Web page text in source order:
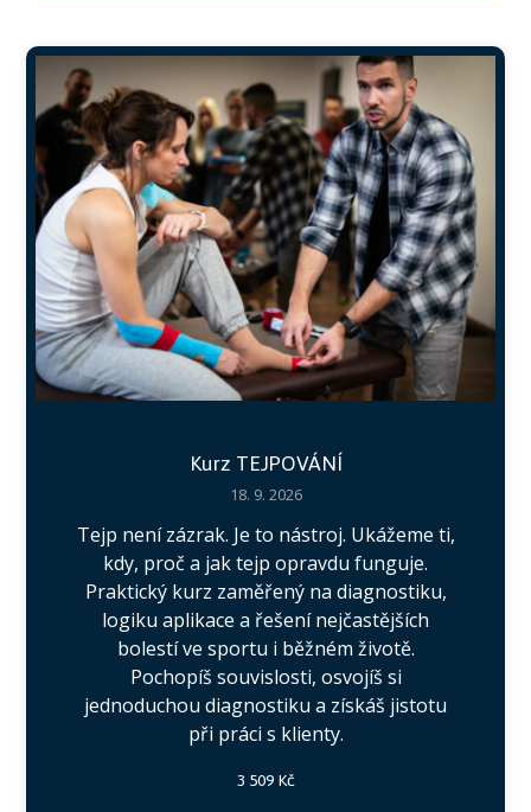
Kurz TEJPOVÁNÍ
18. 9. 2026
Tejp není zázrak. Je to nástroj. Ukážeme ti,
kdy, proč a jak tejp opravdu funguje.
Praktický kurz zaměřený na diagnostiku,
logiku aplikace a řešení nejčastějších
bolestí ve sportu i běžném životě.
Pochopíš souvislosti, osvojíš si
jednoduchou diagnostiku a získáš jistotu
při práci s klienty.
3 509 Kč